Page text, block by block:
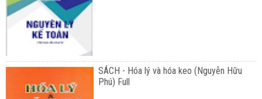
SÁCH - Hóa lý và hóa keo (Nguyễn Hữu
Phú) Full